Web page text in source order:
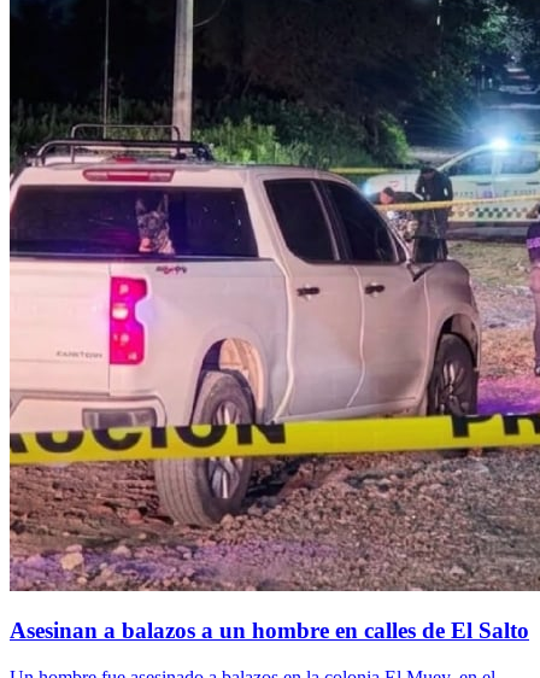
Asesinan a balazos a un hombre en calles de El Salto